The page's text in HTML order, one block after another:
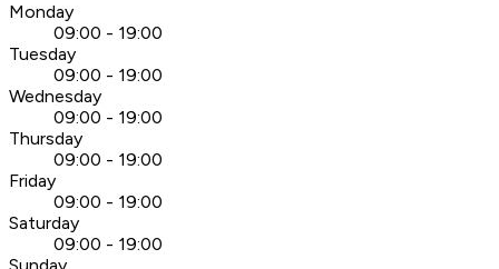
Monday
09:00 - 19:00
Tuesday
09:00 - 19:00
Wednesday
09:00 - 19:00
Thursday
09:00 - 19:00
Friday
09:00 - 19:00
Saturday
09:00 - 19:00